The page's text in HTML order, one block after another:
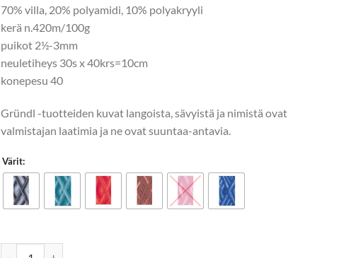
70% villa, 20% polyamidi, 10% polyakryyli
kerä n.420m/100g
puikot 2½-3mm
neuletiheys 30s x 40krs=10cm
konepesu 40
Gründl -tuotteiden kuvat langoista, sävyistä ja nimistä ovat
valmistajan laatimia ja ne ovat suuntaa-antavia.
Värit: